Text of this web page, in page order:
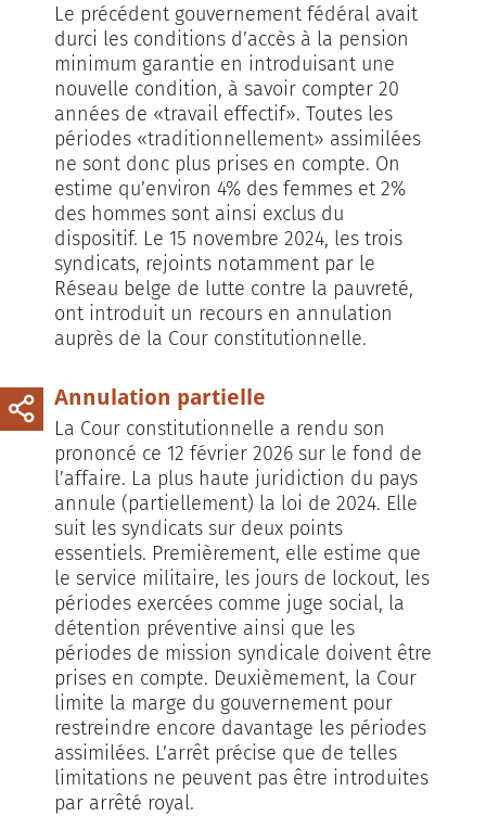
Le précédent gouvernement fédéral avait
durci les con­ditions d’accès à la pension
minimum garantie en introduisant une
nouvelle condition, à savoir compter 20
années de «travail effectif». Toutes les
périodes «traditionnellement» assimilées
ne sont donc plus prises en compte. On
estime qu’environ 4% des femmes et 2%
des hommes sont ainsi exclus du
dispositif. Le 15 novembre 2024, les trois
syndicats, rejoints notamment par le
Réseau belge de lutte contre la pauvreté,
ont introduit un recours en annulation
auprès de la Cour constitutionnelle.
Annulation partielle
La Cour constitutionnelle a rendu son
prononcé ce 12 février 2026 sur le fond de
l’affaire. La plus haute juridiction du pays
annule (partiellement) la loi de 2024. Elle
suit les syndicats sur deux points
essentiels. Premièrement, elle estime que
le service militaire, les jours de lockout, les
périodes exercées comme juge social, la
détention préventive ainsi que les
périodes de mission syndicale doi­vent être
prises en compte. Deuxièmement, la Cour
limite la marge du gouvernement pour
restreindre encore davantage les périodes
assimilées. L’arrêt précise que de telles
limitations ne peuvent pas être introduites
par arrêté royal.